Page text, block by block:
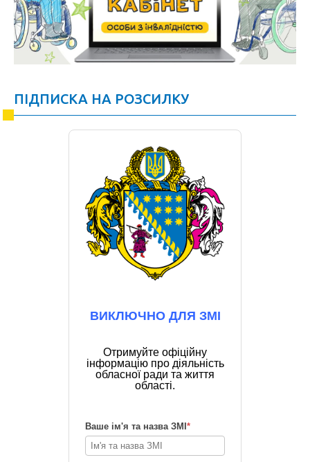
ПІДПИСКА НА РОЗСИЛКУ
ВИКЛЮЧНО ДЛЯ ЗМІ
Отримуйте офіційну
інформацію про діяльність
обласної ради та життя
області.
Ваше ім'я та назва ЗМІ *